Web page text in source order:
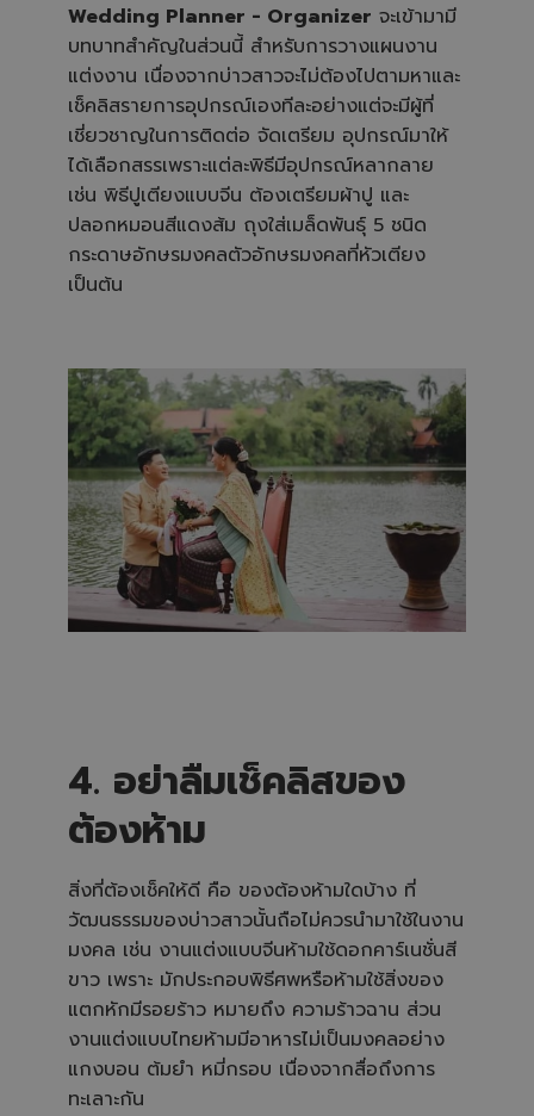
Wedding Planner - Organizer จะเข้ามามี
บทบาทสำคัญในส่วนนี้ สำหรับการวางแผนงาน
แต่งงาน เนื่องจากบ่าวสาวจะไม่ต้องไปตามหาและ
เช็คลิสรายการอุปกรณ์เองทีละอย่างแต่จะมีผู้ที่
เชี่ยวชาญในการติดต่อ จัดเตรียม อุปกรณ์มาให้
ได้เลือกสรรเพราะแต่ละพิธีมีอุปกรณ์หลากลาย
เช่น พิธีปูเตียงแบบจีน ต้องเตรียมผ้าปู และ
ปลอกหมอนสีแดงส้ม ถุงใส่เมล็ดพันธุ์ 5 ชนิด
กระดาษอักษรมงคลตัวอักษรมงคลที่หัวเตียง
เป็นต้น
‍4. อย่าลืมเช็คลิสของ
ต้องห้าม
‍สิ่งที่ต้องเช็คให้ดี คือ ของต้องห้ามใดบ้าง ที่
วัฒนธรรมของบ่าวสาวนั้นถือไม่ควรนำมาใช้ในงาน
มงคล เช่น งานแต่งแบบจีนห้ามใช้ดอกคาร์เนชั่นสี
ขาว เพราะ มักประกอบพิธีศพหรือห้ามใช้สิ่งของ
แตกหักมีรอยร้าว หมายถึง ความร้าวฉาน ส่วน
งานแต่งแบบไทยห้ามมีอาหารไม่เป็นมงคลอย่าง
แกงบอน ต้มยำ หมี่กรอบ เนื่องจากสื่อถึงการ
ทะเลาะกัน